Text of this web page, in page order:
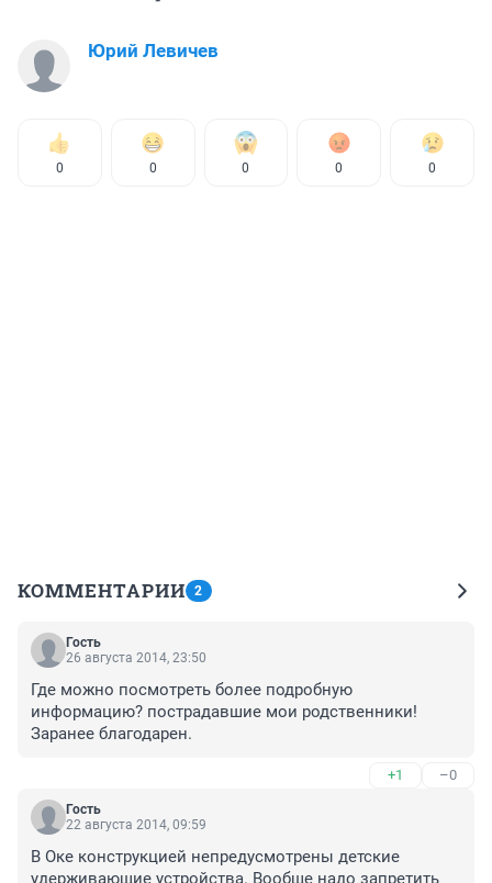
Юрий Левичев
0 0 0 0 0
КОММЕНТАРИИ 2
Гость
26 августа 2014, 23:50
Где можно посмотреть более подробную
информацию? пострадавшие мои родственники!
Заранее благодарен.
+1 –0
Гость
22 августа 2014, 09:59
В Оке конструкцией непредусмотрены детские
удерживающие устройства. Вообще надо запретить